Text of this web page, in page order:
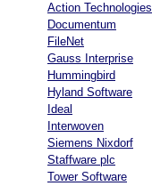
Action Technologies
Documentum
FileNet
Gauss Interprise
Hummingbird
Hyland Software
Ideal
Interwoven
Siemens Nixdorf
Staffware plc
Tower Software